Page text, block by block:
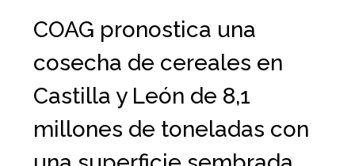
COAG pronostica una
cosecha de cereales en
Castilla y León de 8,1
millones de toneladas con